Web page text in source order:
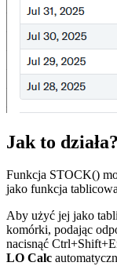
Jak to działa?
Funkcja STOCK()
jako funkcja
Aby użyć jej jako
komórki, podając
nacisnąć
LO Calc